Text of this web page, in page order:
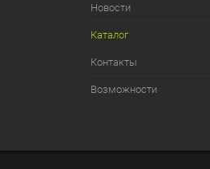
Новости
Каталог
Контакты
Возможности